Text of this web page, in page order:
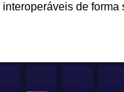
de forma